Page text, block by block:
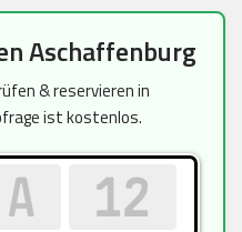
Aschaffenburg
& reservieren in
ist kostenlos.